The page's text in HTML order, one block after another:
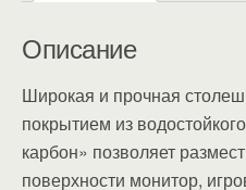
Описание
Широкая и прочная
покрытием из
карбон» позволяет
поверхности монитор,